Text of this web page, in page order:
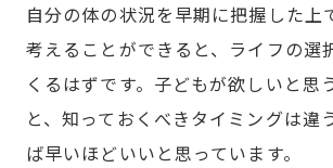
自分の体の状況を早期に把握した上
考えることができると、ライフの選
くるはずです。子どもが欲しいと思
と、知っておくべきタイミングは違
ば早いほどいいと思っています。